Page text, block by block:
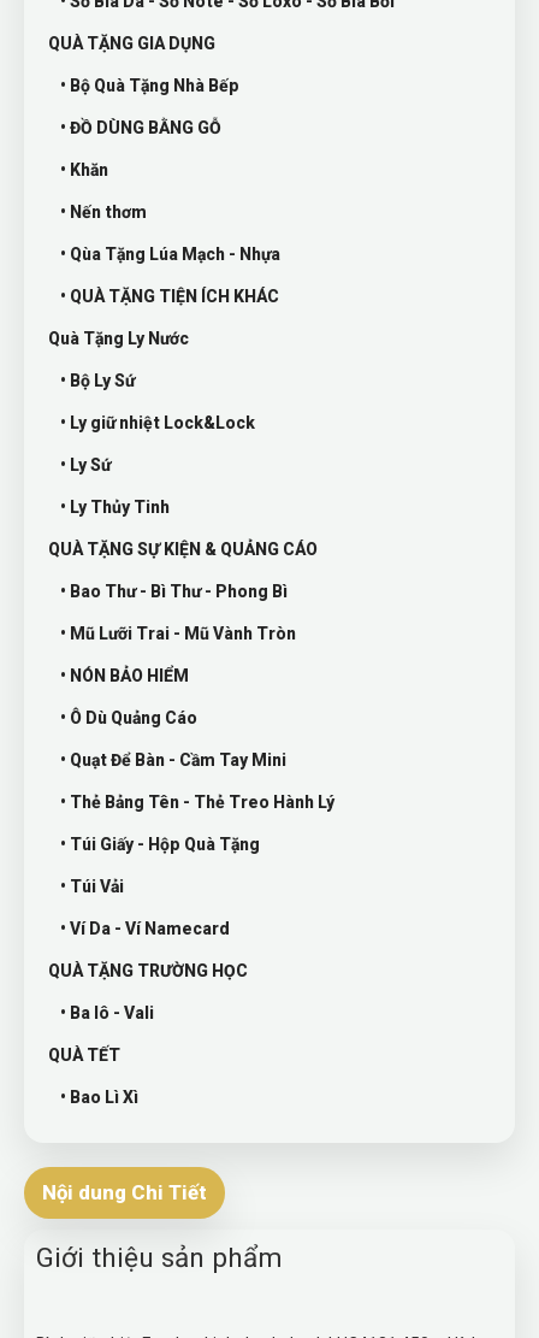
QUÀ TẶNG GIA DỤNG
• Bộ Quà Tặng Nhà Bếp
• ĐỒ DÙNG BẰNG GỖ
• Khăn
• Nến thơm
• Qùa Tặng Lúa Mạch - Nhựa
• QUÀ TẶNG TIỆN ÍCH KHÁC
Quà Tặng Ly Nước
• Bộ Ly Sứ
• Ly giữ nhiệt Lock&Lock
• Ly Sứ
• Ly Thủy Tinh
QUÀ TẶNG SỰ KIỆN & QUẢNG CÁO
• Bao Thư - Bì Thư - Phong Bì
• Mũ Lưỡi Trai - Mũ Vành Tròn
• NÓN BẢO HIỂM
• Ô Dù Quảng Cáo
• Quạt Để Bàn - Cầm Tay Mini
• Thẻ Bảng Tên - Thẻ Treo Hành Lý
• Túi Giấy - Hộp Quà Tặng
• Túi Vải
• Ví Da - Ví Namecard
QUÀ TẶNG TRƯỜNG HỌC
• Ba lô - Vali
QUÀ TẾT
• Bao Lì Xì
Nội dung Chi Tiết
Giới thiệu sản phẩm